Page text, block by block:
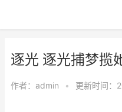
逐光 逐光捕梦揽
作者： admin • 更新时间